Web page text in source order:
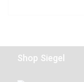
Shop Siegel